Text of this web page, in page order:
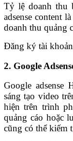
Tỷ lệ doanh thu
adsense content
doanh thu quảng
Đăng ký tài khoản
2. Google
Google adsense
sáng tạo video
hiện trên trình
quảng cáo hoặc
cũng có thể kiếm